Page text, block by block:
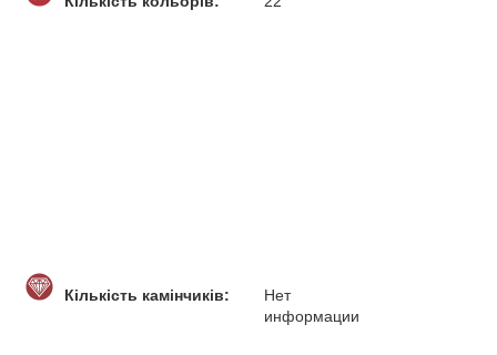
Кількість камінчиків:
Нет
информации